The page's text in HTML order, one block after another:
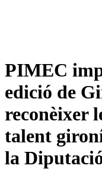
PIMEC
edició de
reconèixer
talent
la